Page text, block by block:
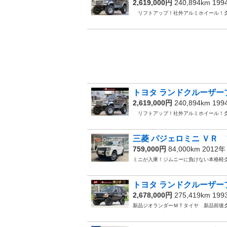
2,619,000円 240,894km
リフトアップ！社外アルミホイール！
トヨタ ランドクルーザ
2,619,000円 240,894km
リフトアップ！社外アルミホイール！
三菱 パジェロミニ ＶＲ
759,000円 84,000km 2012年
ミニが入庫！ジムニーに負けない本格軽
トヨタ ランドクルーザ
2,678,000円 275,419km
新品ジオランダーＭＴタイヤ 新品前後